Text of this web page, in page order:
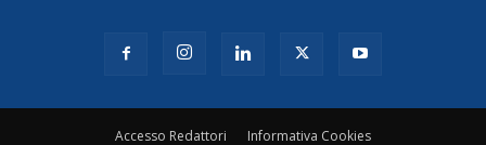
Accesso Redattori Informativa Cookies